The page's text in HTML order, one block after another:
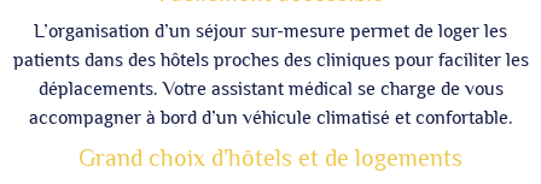
L’organisation d’un séjour sur-mesure permet de loger les
patients dans des hôtels proches des cliniques pour faciliter les
déplacements. Votre assistant médical se charge de vous
accompagner à bord d’un véhicule climatisé et confortable.
Grand choix d'hôtels et de logements